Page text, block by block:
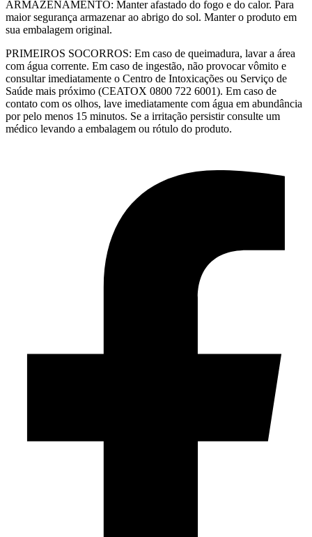
ARMAZENAMENTO: Manter afastado do fogo e do calor. Para
maior segurança armazenar ao abrigo do sol. Manter o produto em
sua embalagem original.
PRIMEIROS SOCORROS: Em caso de queimadura, lavar a área
com água corrente. Em caso de ingestão, não provocar vômito e
consultar imediatamente o Centro de Intoxicações ou Serviço de
Saúde mais próximo (CEATOX 0800 722 6001). Em caso de
contato com os olhos, lave imediatamente com água em abundância
por pelo menos 15 minutos. Se a irritação persistir consulte um
médico levando a embalagem ou rótulo do produto.